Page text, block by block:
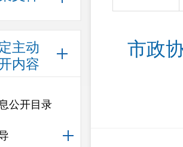
主动
内容
公开目录
市政